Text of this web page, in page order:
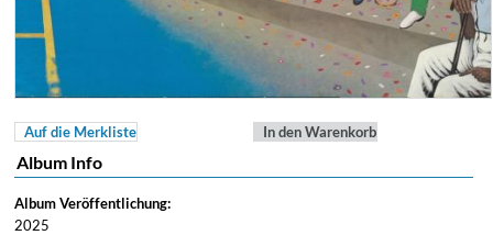
Auf die Merkliste In den Warenkorb
Album Info
Album Veröffentlichung:
2025